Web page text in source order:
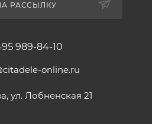
РАССЫЛКУ
989-84-10
online.ru
ул. Лобненская 21